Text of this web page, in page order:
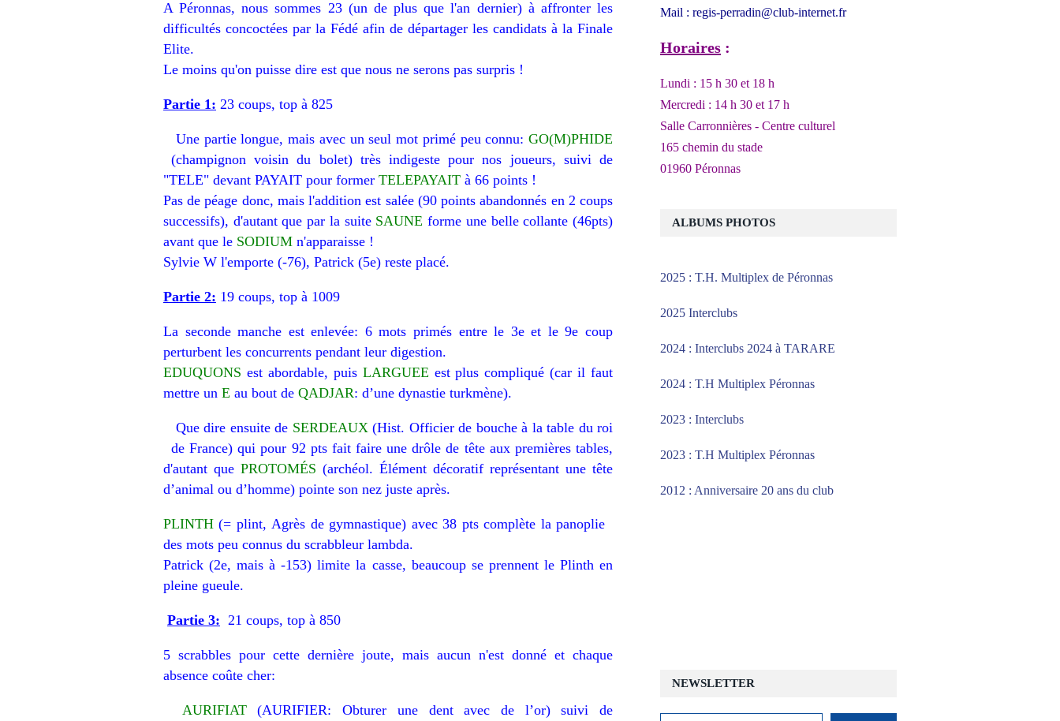
A Péronnas, nous sommes 23 (un de plus que l'an dernier) à affronter les
difficultés concoctées par la Fédé afin de départager les candidats à la Finale
Elite.
Le moins qu'on puisse dire est que nous ne serons pas surpris !
Partie 1: 23 coups, top à 825
Une partie longue, mais avec un seul mot primé peu connu: GO(M)PHIDE
(champignon voisin du bolet) très indigeste pour nos joueurs, suivi de
"TELE" devant PAYAIT pour former TELEPAYAIT à 66 points !
Pas de péage donc, mais l'addition est salée (90 points abandonnés en 2 coups
successifs), d'autant que par la suite SAUNE forme une belle collante (46pts)
avant que le SODIUM n'apparaisse !
Sylvie W l'emporte (-76), Patrick (5e) reste placé.
Partie 2: 19 coups, top à 1009
La seconde manche est enlevée: 6 mots primés entre le 3e et le 9e coup
perturbent les concurrents pendant leur digestion.
EDUQUONS est abordable, puis LARGUEE est plus compliqué (car il faut
mettre un E au bout de QADJAR: d’une dynastie turkmène).
Que dire ensuite de SERDEAUX(Hist. Officier de bouche à la table du roi
de France) qui pour 92 pts fait faire une drôle de tête aux premières tables,
d'autant que PROTOMÉS (archéol. Élément décoratif représentant une tête
d’animal ou d’homme) pointe son nez juste après.
PLINTH (= plint, Agrès de gymnastique) avec 38 pts complète la panoplie
des mots peu connus du scrabbleur lambda.
Patrick (2e, mais à -153) limite la casse, beaucoup se prennent le Plinth en
pleine gueule.
Partie 3: 21 coups, top à 850
5 scrabbles pour cette dernière joute, mais aucun n'est donné et chaque
absence coûte cher:
AURIFIAT(AURIFIER: Obturer une dent avec de l’or) suivi de
NEWSLETTER
Mail : regis-perradin@club-internet.fr
Horaires :
Lundi : 15 h 30 et 18 h
Mercredi : 14 h 30 et 17 h
Salle Carronnières - Centre culturel
165 chemin du stade
01960 Péronnas
ALBUMS PHOTOS
2025 : T.H. Multiplex de Péronnas
2025 Interclubs
2024 : Interclubs 2024 à TARARE
2024 : T.H Multiplex Péronnas
2023 : Interclubs
2023 : T.H Multiplex Péronnas
2012 : Anniversaire 20 ans du club